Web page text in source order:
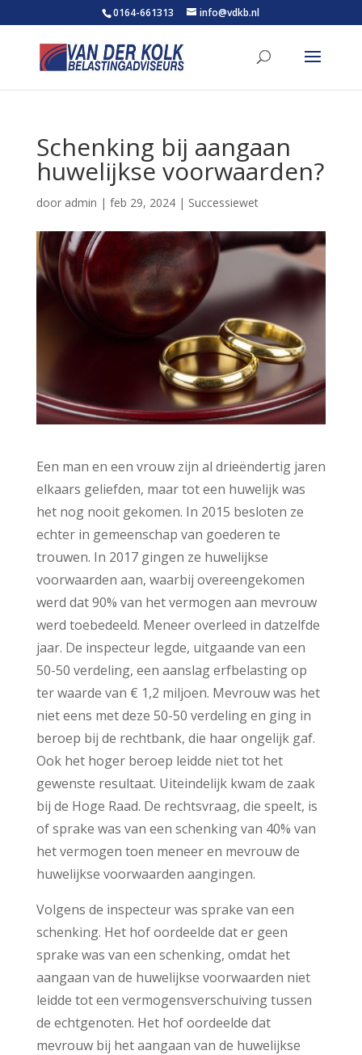
0164-661313 info@vdkb.nl
Schenking bij aangaan
huwelijkse voorwaarden?
door admin | feb 29, 2024| Successiewet
Een man en een vrouw zijn al drieëndertig jaren
elkaars geliefden, maar tot een huwelijk was
het nog nooit gekomen. In 2015 besloten ze
echter in gemeenschap van goederen te
trouwen. In 2017 gingen ze huwelijkse
voorwaarden aan, waarbij overeengekomen
werd dat 90% van het vermogen aan mevrouw
werd toebedeeld. Meneer overleed in datzelfde
jaar. De inspecteur legde, uitgaande van een
50-50 verdeling, een aanslag erfbelasting op
ter waarde van € 1,2 miljoen. Mevrouw was het
niet eens met deze 50-50 verdeling en ging in
beroep bij de rechtbank, die haar ongelijk gaf.
Ook het hoger beroep leidde niet tot het
gewenste resultaat. Uiteindelijk kwam de zaak
bij de Hoge Raad. De rechtsvraag, die speelt, is
of sprake was van een schenking van 40% van
het vermogen toen meneer en mevrouw de
huwelijkse voorwaarden aangingen.
Volgens de inspecteur was sprake van een
schenking. Het hof oordeelde dat er geen
sprake was van een schenking, omdat het
aangaan van de huwelijkse voorwaarden niet
leidde tot een vermogensverschuiving tussen
de echtgenoten. Het hof oordeelde dat
mevrouw bij het aangaan van de huwelijkse